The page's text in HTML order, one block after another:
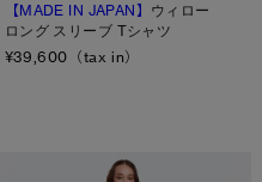
【MADE IN JAPAN】 ウィロー
ロング スリーブ Tシャツ
¥39,600（tax in）